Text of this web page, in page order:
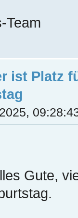
Team
ist Platz
Gute,